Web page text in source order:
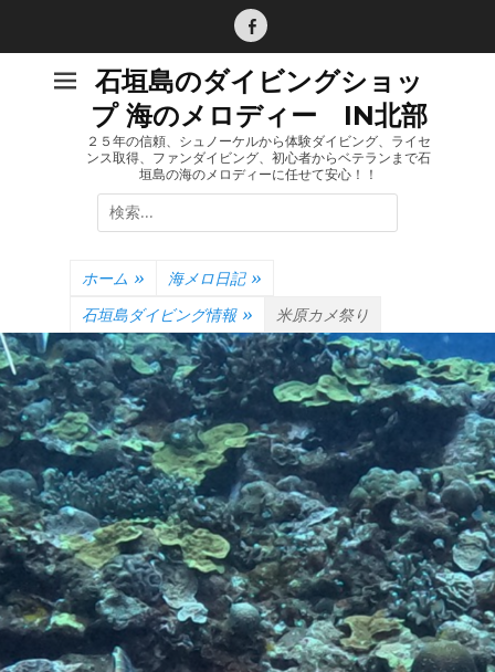
Facebook
石垣島のダイビングショッ
プ 海のメロディー IN北部
２５年の信頼、シュノーケルから体験ダイビング、ライセ
ンス取得、ファンダイビング、初心者からベテランまで石
垣島の海のメロディーに任せて安心！！
検
索:
ホーム » 海メロ日記 »
石垣島ダイビング情報 » 米原カメ祭り